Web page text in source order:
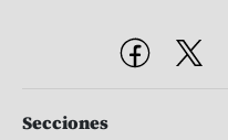
Secciones